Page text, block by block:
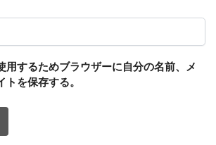
用するためブラウザーに自分の名前、メ
を保存する。